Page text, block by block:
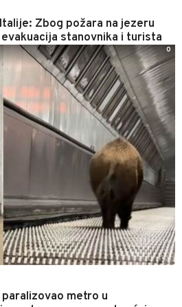
Zbog požara na jezeru
stanovnika i turista
metro u
0